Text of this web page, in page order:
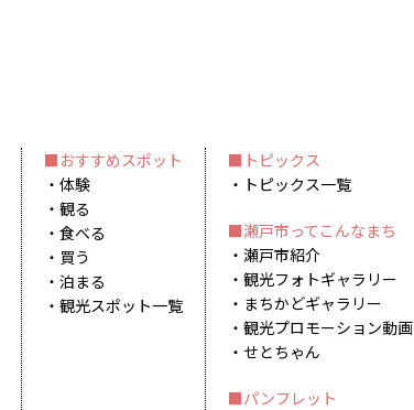
おすすめスポット
体験
観る
食べる
買う
泊まる
観光スポット一覧
トピックス
トピックス一覧
瀬戸市ってこんなまち
瀬戸市紹介
観光フォトギャラリー
まちかどギャラリー
観光プロモーション動画
せとちゃん
パンフレット